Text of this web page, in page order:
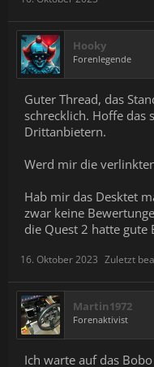
Hooky
Forenlegende
Guter Thread, das
schrecklich. Hoffe das
Drittanbietern.
Werd mir die
Hab mir das Desktet
zwar keine
die Quest 2 hatte gute
16. Oktober 2023 Zuletzt
Martin1972
Forenaktivist
Ich warte auf das